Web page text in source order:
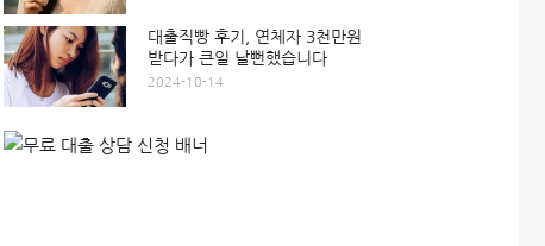
대출직빵 후기, 연체자 3천만원
받다가 큰일 날뻔했습니다
2024-10-14